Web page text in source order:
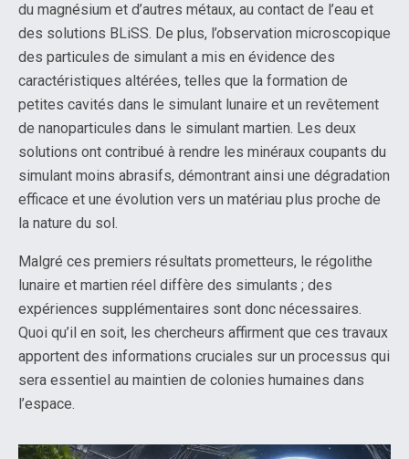
du magnésium et d’autres métaux, au contact de l’eau et
des solutions BLiSS. De plus, l’observation microscopique
des particules de simulant a mis en évidence des
caractéristiques altérées, telles que la formation de
petites cavités dans le simulant lunaire et un revêtement
de nanoparticules dans le simulant martien. Les deux
solutions ont contribué à rendre les minéraux coupants du
simulant moins abrasifs, démontrant ainsi une dégradation
efficace et une évolution vers un matériau plus proche de
la nature du sol.
Malgré ces premiers résultats prometteurs, le régolithe
lunaire et martien réel diffère des simulants ; des
expériences supplémentaires sont donc nécessaires.
Quoi qu’il en soit, les chercheurs affirment que ces travaux
apportent des informations cruciales sur un processus qui
sera essentiel au maintien de colonies humaines dans
l’espace.